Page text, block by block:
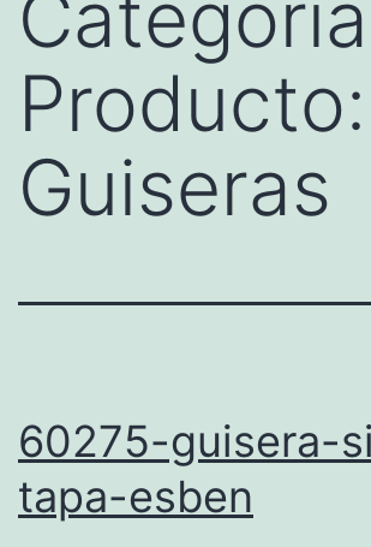
Producto:
Guiseras
60275-guisera-
tapa-esben